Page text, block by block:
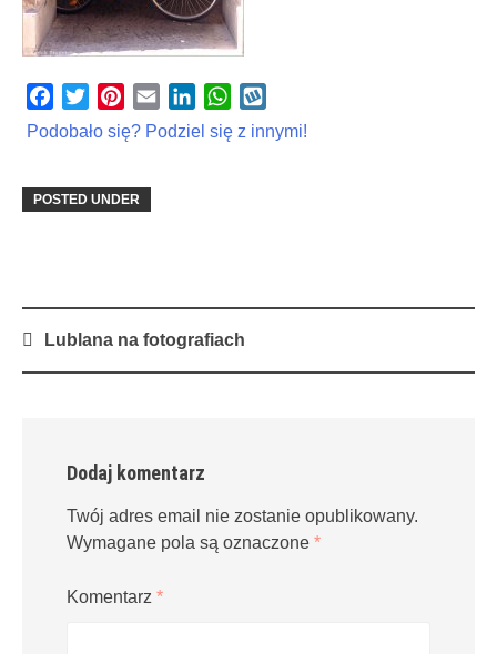
Facebook
TwitterPinterest
Email LinkedInWhatsApp
Podobało się? Podziel się z innymi!
POSTED UNDER
PostLublana na fotografiach
Dodaj komentarz
Twój adres email nie zostanie opublikowany.
Wymagane pola są oznaczone *
Komentarz *